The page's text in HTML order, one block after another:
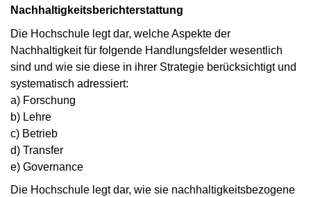
Nachhaltigkeitsberichterstattung
Die Hochschule legt dar, welche Aspekte der
Nachhaltigkeit für folgende Handlungsfelder wesentlich
sind und wie sie diese in ihrer Strategie berücksichtigt und
systematisch adressiert:
a) Forschung
b) Lehre
c) Betrieb
d) Transfer
e) Governance
Die Hochschule legt dar, wie sie nachhaltigkeitsbezogene